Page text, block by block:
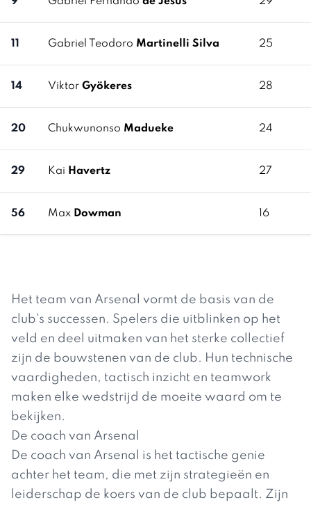
11 Gabriel Teodoro Martinelli Silva 25
14 Viktor Gyökeres 28
20 Chukwunonso Madueke 24
29 Kai Havertz 27
56 Max Dowman 16
Het team van Arsenal vormt de basis van de
club's successen. Spelers die uitblinken op het
veld en deel uitmaken van het sterke collectief
zijn de bouwstenen van de club. Hun technische
vaardigheden, tactisch inzicht en teamwork
maken elke wedstrijd de moeite waard om te
bekijken.
De coach van Arsenal
De coach van Arsenal is het tactische genie
achter het team, die met zijn strategieën en
leiderschap de koers van de club bepaalt. Zijn